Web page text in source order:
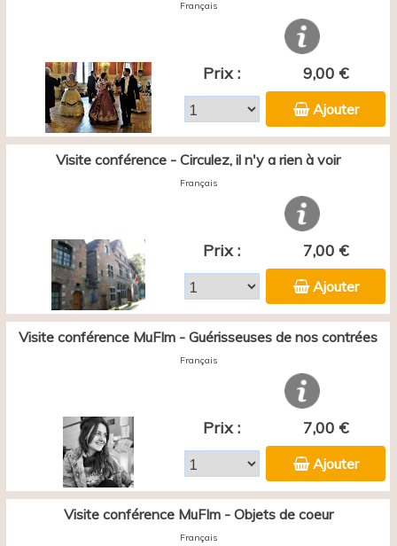
Français
Prix : 9,00 €
Ajouter
Visite conférence - Circulez, il n'y a rien à voir
Français
Prix : 7,00 €
Ajouter
Visite conférence MuFIm - Guérisseuses de nos contrées
Français
Prix : 7,00 €
Ajouter
Visite conférence MuFIm - Objets de coeur
Français